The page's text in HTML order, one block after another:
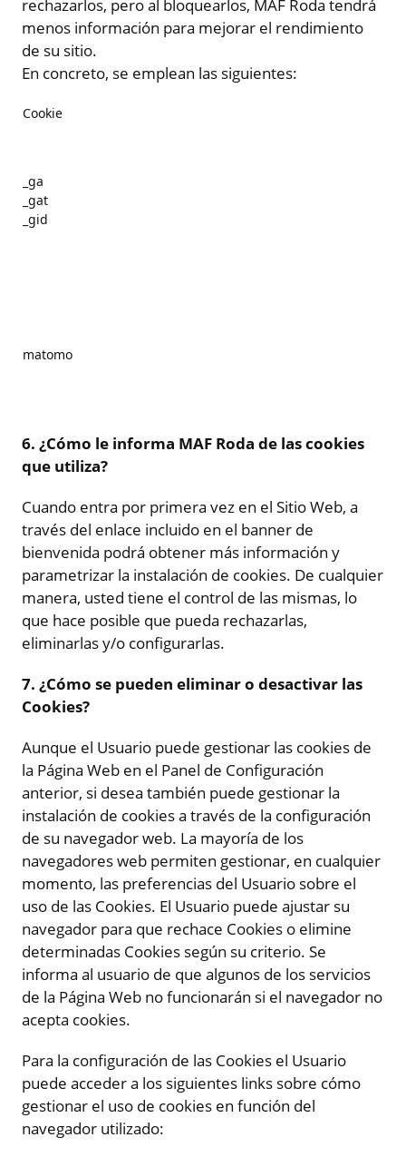
rechazarlos, pero al bloquearlos, MAF Roda tendrá
menos información para mejorar el rendimiento
de su sitio.
En concreto, se emplean las siguientes:
Cookie
_ga
_gat
_gid
matomo
6. ¿Cómo le informa MAF Roda de las cookies
que utiliza?
Cuando entra por primera vez en el Sitio Web, a
través del enlace incluido en el banner de
bienvenida podrá obtener más información y
parametrizar la instalación de cookies. De cualquier
manera, usted tiene el control de las mismas, lo
que hace posible que pueda rechazarlas,
eliminarlas y/o configurarlas.
7. ¿Cómo se pueden eliminar o desactivar las
Cookies?
Aunque el Usuario puede gestionar las cookies de
la Página Web en el Panel de Configuración
anterior, si desea también puede gestionar la
instalación de cookies a través de la configuración
de su navegador web. La mayoría de los
navegadores web permiten gestionar, en cualquier
momento, las preferencias del Usuario sobre el
uso de las Cookies. El Usuario puede ajustar su
navegador para que rechace Cookies o elimine
determinadas Cookies según su criterio. Se
informa al usuario de que algunos de los servicios
de la Página Web no funcionarán si el navegador no
acepta cookies.
Para la configuración de las Cookies el Usuario
puede acceder a los siguientes links sobre cómo
gestionar el uso de cookies en función del
navegador utilizado: